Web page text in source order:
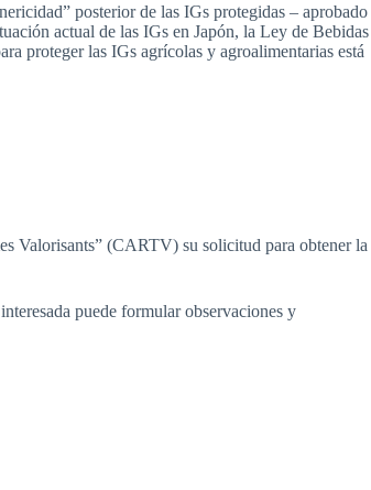
posterior de las IGs protegidas – aprobado
actual de las IGs en Japón, la Ley de Bebidas
proteger las IGs agrícolas y agroalimentarias está
Valorisants” (CARTV) su solicitud para obtener la
puede formular observaciones y